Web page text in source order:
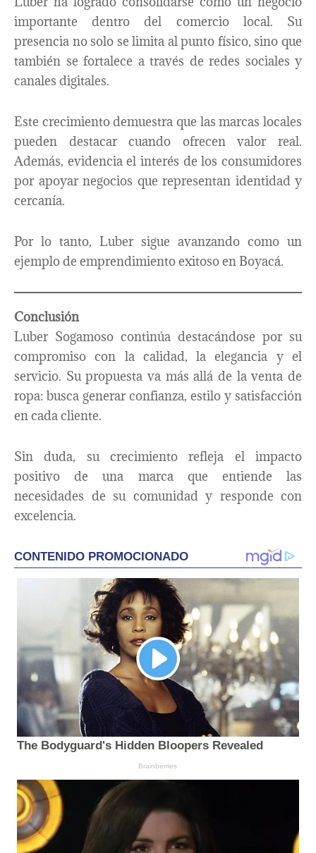
importante dentro del comercio local. Su
presencia no solo se limita al punto físico, sino que
también se fortalece a través de redes sociales y
canales digitales.
Este crecimiento demuestra que las marcas locales
pueden destacar cuando ofrecen valor real.
Además, evidencia el interés de los consumidores
por apoyar negocios que representan identidad y
cercanía.
Por lo tanto, Luber sigue avanzando como un
ejemplo de emprendimiento exitoso en Boyacá.
Conclusión
Luber Sogamoso continúa destacándose por su
compromiso con la calidad, la elegancia y el
servicio. Su propuesta va más allá de la venta de
ropa: busca generar confianza, estilo y satisfacción
en cada cliente.
Sin duda, su crecimiento refleja el impacto
positivo de una marca que entiende las
necesidades de su comunidad y responde con
excelencia.